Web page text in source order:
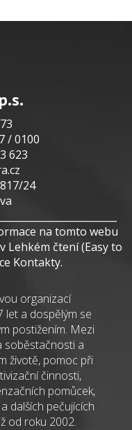
/ 0100
623
24
na tomto webu
Lehkém čtení (Easy to
Kontakty.
organizací
let a dospělým se
postižením. Mezi
soběstačnosti a
životě, pomoc při
činnosti,
pomůcek,
dalších pečujících
od roku 2002.